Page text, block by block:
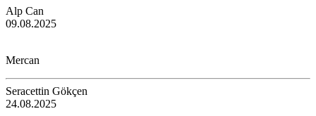
Alp Can
09.08.2025
Mercan
Seracettin Gökçen
24.08.2025